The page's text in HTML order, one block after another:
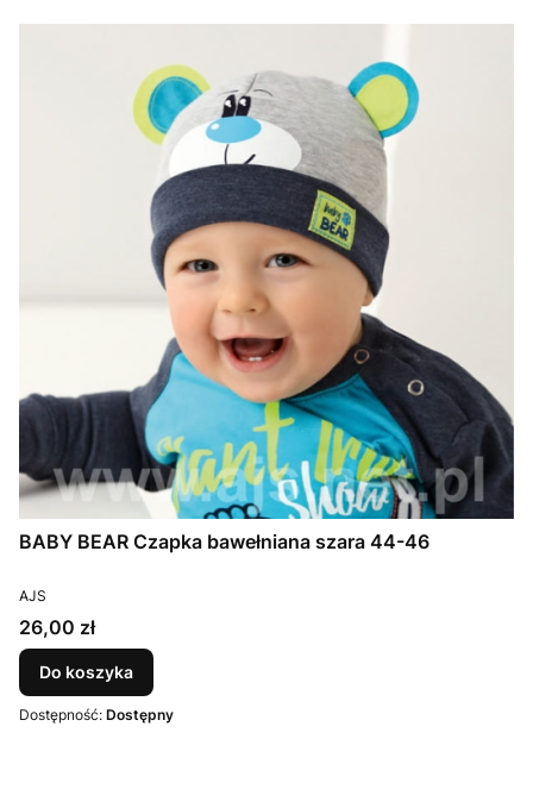
BABY BEAR Czapka bawełniana szara 44-46
PRODUCENT
AJS
Cena
26,00 zł
Do koszyka
Dostępność: Dostępny